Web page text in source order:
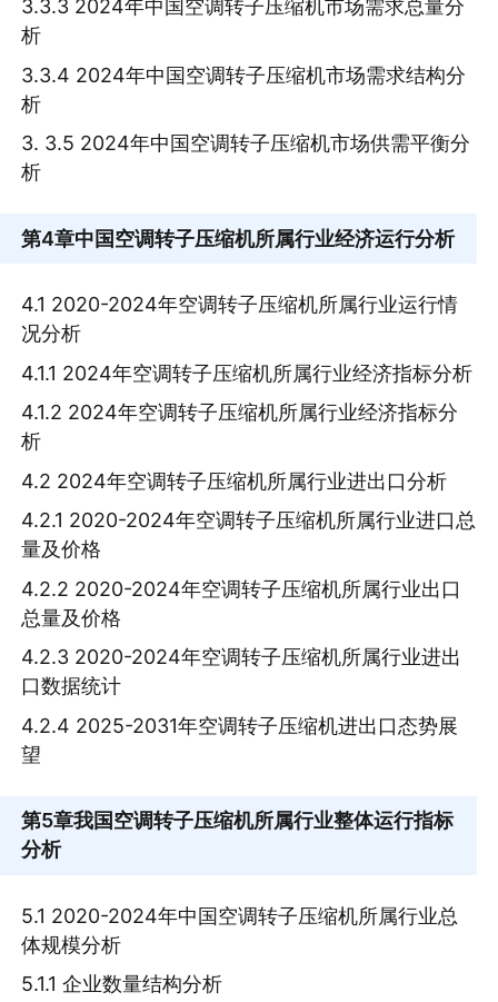
3.3.3 2024年中国空调转子压缩机市场需求总量分
析
3.3.4 2024年中国空调转子压缩机市场需求结构分
析
3. 3.5 2024年中国空调转子压缩机市场供需平衡分
析
第4章中国空调转子压缩机所属行业经济运行分析
4.1 2020-2024年空调转子压缩机所属行业运行情
况分析
4.1.1 2024年空调转子压缩机所属行业经济指标分析
4.1.2 2024年空调转子压缩机所属行业经济指标分
析
4.2 2024年空调转子压缩机所属行业进出口分析
4.2.1 2020-2024年空调转子压缩机所属行业进口总
量及价格
4.2.2 2020-2024年空调转子压缩机所属行业出口
总量及价格
4.2.3 2020-2024年空调转子压缩机所属行业进出
口数据统计
4.2.4 2025-2031年空调转子压缩机进出口态势展
望
第5章我国空调转子压缩机所属行业整体运行指标
分析
5.1 2020-2024年中国空调转子压缩机所属行业总
体规模分析
5.1.1 企业数量结构分析